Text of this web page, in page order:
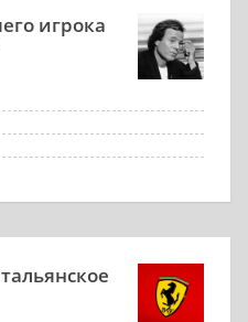
игрока